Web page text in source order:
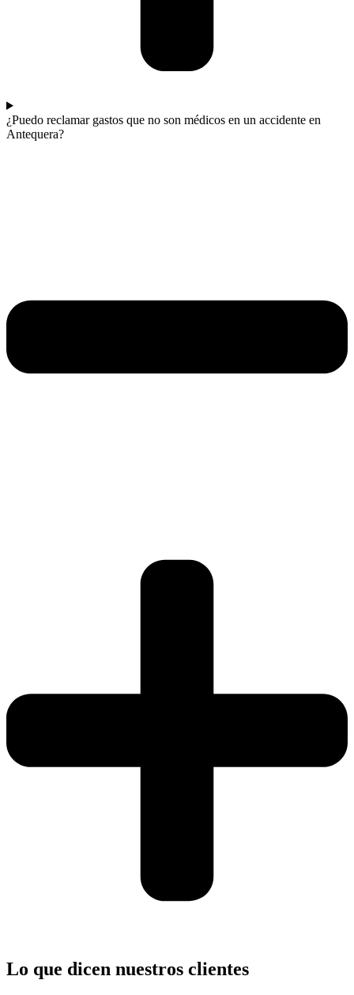
¿Puedo reclamar gastos que no son médicos en un accidente en
Antequera?
Lo que dicen nuestros clientes